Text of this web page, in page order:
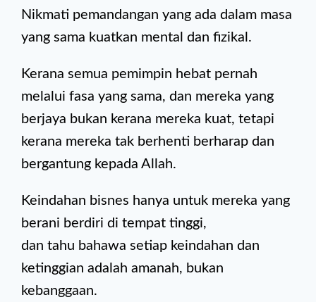
Nikmati pemandangan yang ada dalam masa
yang sama kuatkan mental dan fizikal.
Kerana semua pemimpin hebat pernah
melalui fasa yang sama, dan mereka yang
berjaya bukan kerana mereka kuat, tetapi
kerana mereka tak berhenti berharap dan
bergantung kepada Allah.
Keindahan bisnes hanya untuk mereka yang
berani berdiri di tempat tinggi,
dan tahu bahawa setiap keindahan dan
ketinggian adalah amanah, bukan
kebanggaan.